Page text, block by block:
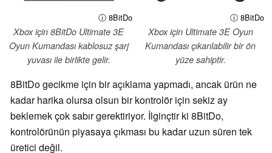
ⓘ 8BitDo
Xbox için 8BitDo Ultimate 3E
Oyun Kumandası kablosuz şarj
yuvası ile birlikte gelir.
ⓘ 8BitDo
Xbox için Ultimate 3E Oyun
Kumandası çıkarılabilir bir ön
yüze sahiptir.
8BitDo gecikme için bir açıklama yapmadı, ancak ürün ne
kadar harika olursa olsun bir kontrolör için sekiz ay
beklemek çok sabır gerektiriyor. İlginçtir ki 8BitDo,
kontrolörünün piyasaya çıkması bu kadar uzun süren tek
üretici değil.